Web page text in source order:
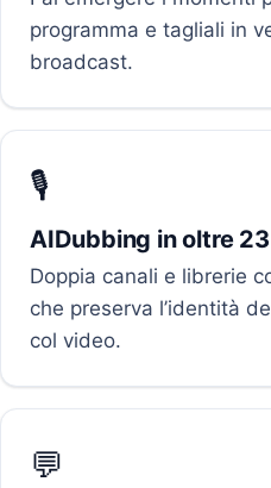
programma e tagliali in
broadcast.
🎙️
AIDubbing in oltre
Doppia canali e librerie
che preserva l’identità
col video.
💬